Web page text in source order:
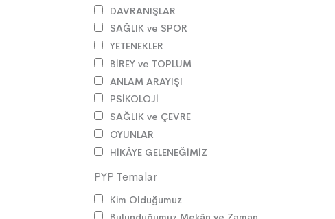
DAVRANIŞLAR
SAĞLIK ve SPOR
YETENEKLER
BİREY ve TOPLUM
ANLAM ARAYIŞI
PSİKOLOJİ
SAĞLIK ve ÇEVRE
OYUNLAR
HİKÂYE GELENEĞİMİZ
ZAMAN ve MEKÂN
EDEBİ TÜRLER
PYP Temalar
Kim Olduğumuz